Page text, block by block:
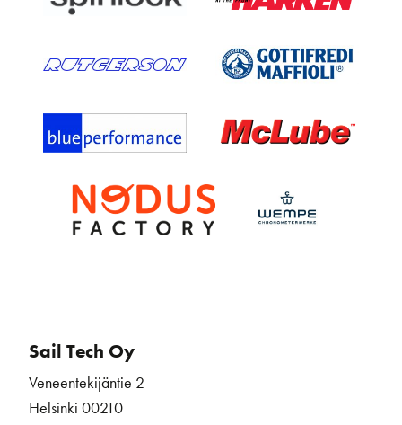
Sail Tech Oy
Veneentekijäntie 2
Helsinki 00210